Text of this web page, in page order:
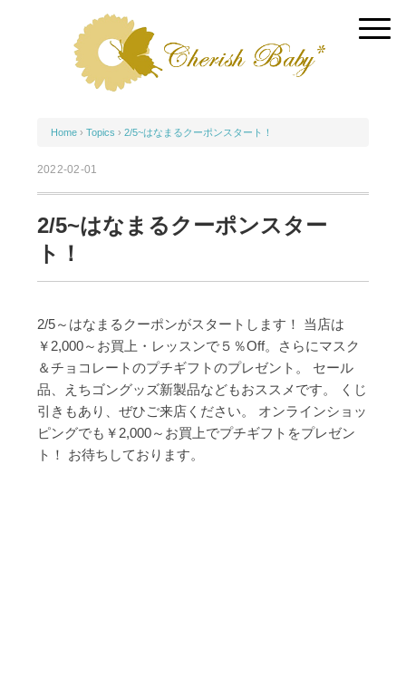
Home › Topics › 2/5~はなまるクーポンスタート！
2022-02-01
2/5~はなまるクーポンスター
ト！
2/5～はなまるクーポンがスタートします！
当店は
￥2,000～お買上・レッスンで５％Off。さらにマスク
＆チョコレートのプチギフトのプレゼント。
セール
品、えちゴングッズ新製品などもおススメです。
くじ
引きもあり、ぜひご来店ください。
オンラインショッ
ピングでも￥2,000～お買上でプチギフトをプレゼン
ト！
お待ちしております。